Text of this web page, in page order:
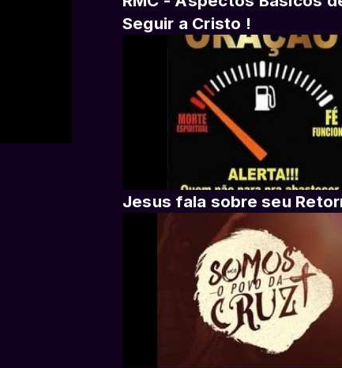
Seguir a Cristo !
Jesus fala sobre seu